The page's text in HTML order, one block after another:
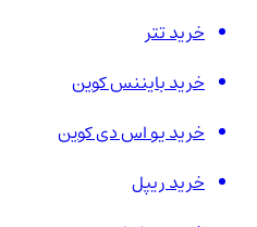
خرید تتر
خرید بایننس کوین
خرید یو اس دی کوین
خرید ریپل